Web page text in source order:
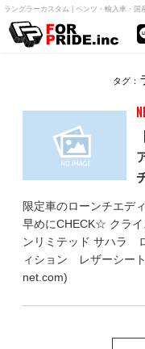
ラングラーカスタム | ベンツ・輸入車・
タグ：
限定車のローンチエデ
早めにCHECK☆ クラ
ンリミテッド サハラ
ィション レザーシー
net.com)